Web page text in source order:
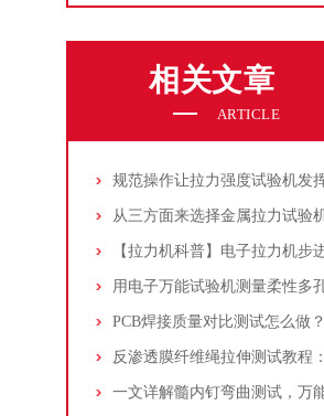
相关文章
ARTICLE
从三方面来选择金属拉力试验